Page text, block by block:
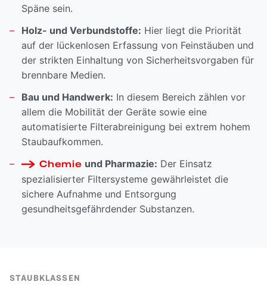
Späne sein.
Holz- und Verbundstoffe: Hier liegt die Priorität
auf der lückenlosen Erfassung von Feinstäuben und
der strikten Einhaltung von Sicherheitsvorgaben für
brennbare Medien.
Bau und Handwerk: In diesem Bereich zählen vor
allem die Mobilität der Geräte sowie eine
automatisierte Filterabreinigung bei extrem hohem
Staubaufkommen.
Chemie und Pharmazie: Der Einsatz
spezialisierter Filtersysteme gewährleistet die
sichere Aufnahme und Entsorgung
gesundheitsgefährdender Substanzen.
STAUBKLASSEN